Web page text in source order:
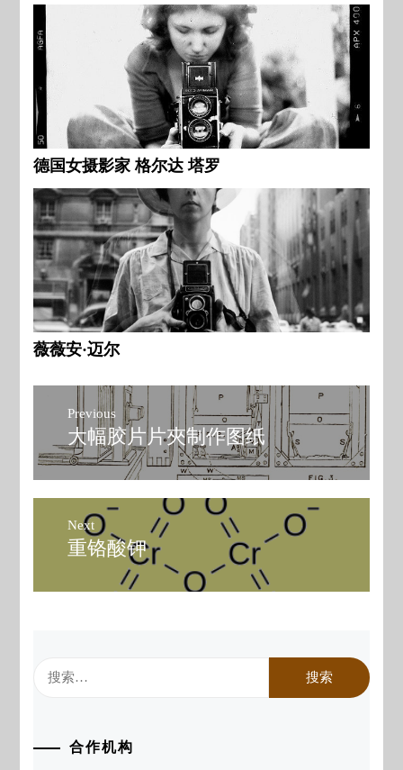
德国女摄影家 格尔达 塔罗
薇薇安·迈尔
章
导
航
Previous
Previous
post:
大幅胶片片夾制作图纸
Next
Next
重铬酸钾
索：
合作机构